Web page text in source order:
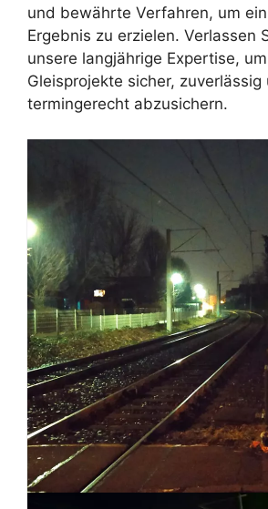
und bewährte Verfahren, um
Ergebnis zu erzielen. Verlassen
unsere langjährige Expertise,
Gleisprojekte sicher, zuverlässig
termingerecht abzusichern.